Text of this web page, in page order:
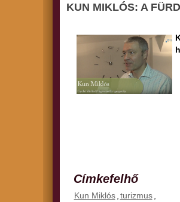
KUN MIKLÓS: A
Címkefelhő
Kun Miklós turizmus